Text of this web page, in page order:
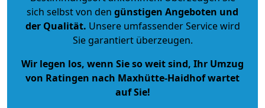
sich selbst von den günstigen Angeboten und
der Qualität. Unsere umfassender Service wird
Sie garantiert überzeugen.
Wir legen los, wenn Sie so weit sind, Ihr Umzug
von Ratingen nach Maxhütte-Haidhof wartet
auf Sie!